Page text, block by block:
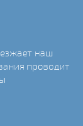
наш
проводит